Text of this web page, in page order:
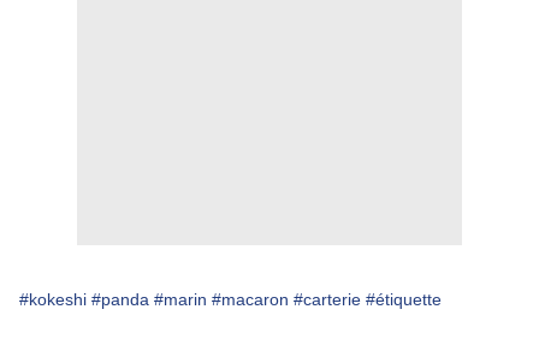
#kokeshi #panda #marin #macaron #carterie #étiquette